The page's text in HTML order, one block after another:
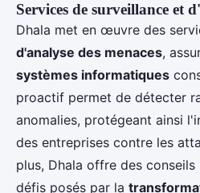
Services de surveillance et
Dhala met en œuvre des
d'analyse des menaces,
systèmes informatiques
proactif permet de détecter
anomalies, protégeant ainsi
des entreprises contre les
plus, Dhala offre des
défis posés par la